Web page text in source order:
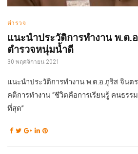
ตำรวจ
แนะนำประวัติการทำงาน พ.ต.
ตำรวจหนุ่มน้ำดี
30 พฤศจิกายน 2021
แนะนำประวัติการทำงาน พ.ต.อ.ภูริส จิน
คติการทำงาน “ชีวิตคือการเรียนรู้ คนธร
ที่สุด”